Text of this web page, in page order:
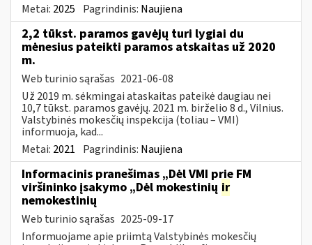
Metai: 2025 Pagrindinis: Naujiena
2,2 tūkst. paramos gavėjų turi lygiai du
mėnesius pateikti paramos atskaitas už 2020
m.
Web turinio sąrašas 2021-06-08
Už 2019 m. sėkmingai ataskaitas pateikė daugiau nei
10,7 tūkst. paramos gavėjų. 2021 m. birželio 8 d., Vilnius.
Valstybinės mokesčių inspekcija (toliau – VMI)
informuoja, kad...
Metai: 2021 Pagrindinis: Naujiena
Informacinis pranešimas „Dėl VMI prie FM
viršininko įsakymo „Dėl mokestinių ir
nemokestinių
Web turinio sąrašas 2025-09-17
Informuojame apie priimtą Valstybinės mokesčių